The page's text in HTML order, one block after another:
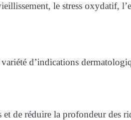
le stress oxydatif,
d’indications
de réduire la profondeur des